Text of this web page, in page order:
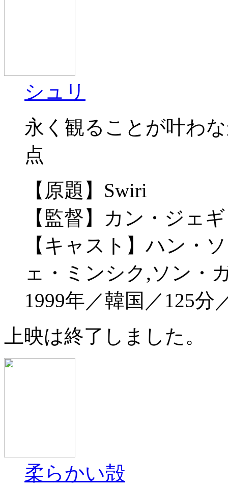
シュリ
永く観ることが叶わ
点
【原題】Swiri
【監督】カン・ジェ
【キャスト】ハン・
ェ・ミンシク,ソン・
1999年／韓国／125分
上映は終了しました。
柔らかい殻